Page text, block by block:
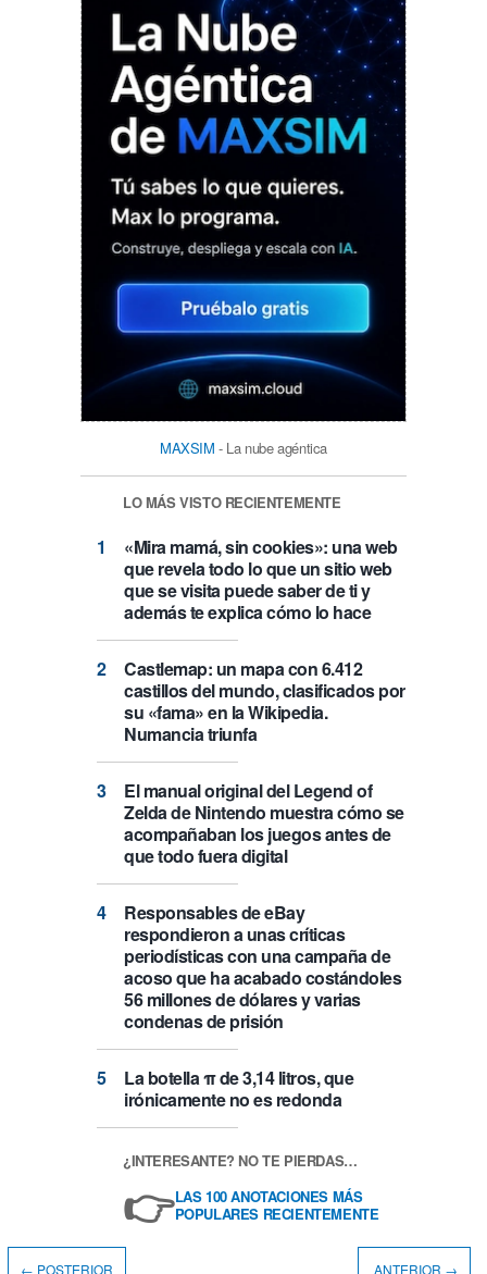
MAXSIM - La nube agéntica
LO MÁS VISTO RECIENTEMENTE
«Mira mamá, sin cookies»: una web
que revela todo lo que un sitio web
que se visita puede saber de ti y
además te explica cómo lo hace
Castlemap: un mapa con 6.412
castillos del mundo, clasificados por
su «fama» en la Wikipedia.
Numancia triunfa
El manual original del Legend of
Zelda de Nintendo muestra cómo se
acompañaban los juegos antes de
que todo fuera digital
Responsables de eBay
respondieron a unas críticas
periodísticas con una campaña de
acoso que ha acabado costándoles
56 millones de dólares y varias
condenas de prisión
La botella π de 3,14 litros, que
irónicamente no es redonda
¿INTERESANTE? NO TE PIERDAS…
👉LAS 100 ANOTACIONES MÁS
POPULARES RECIENTEMENTE
← POSTERIOR ANTERIOR →